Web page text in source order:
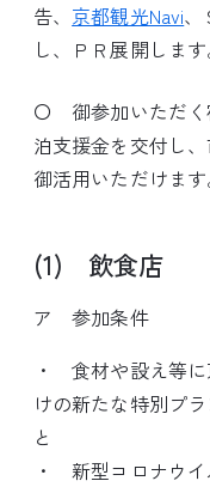
告、 京都観光Navi、
し、ＰＲ展開します
〇 御参加いただく
泊支援金を交付し
御活用いただけます
(1) 飲食店
ア 参加条件
・ 食材や設え等
けの新たな特別プ
と
・ 新型コロナウ